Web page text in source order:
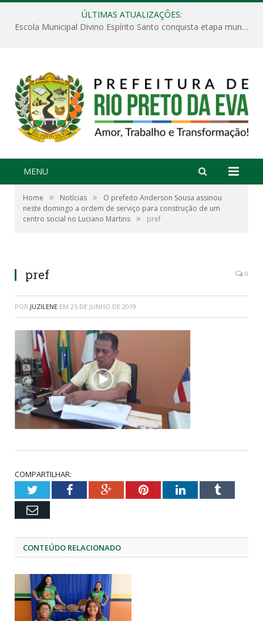
ÚLTIMAS ATUALIZAÇÕES:
Escola Municipal Divino Espírito Santo conquista etapa municipal da V Feira Amazonense de Matemática
MENU
Home » Notícias »
O prefeito Anderson Sousa assinou
neste domingo a ordem de serviço para construção de um
centro social no Luciano Martins » pref
pref 0
POR JUZILENE EM 25 DE JUNHO DE 2019
COMPARTILHAR:
TwitterFacebookGoogle+PinterestLinkedInTumblr
Email
CONTEÚDO RELACIONADO